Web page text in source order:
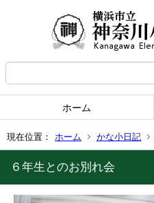
ホーム
現在位置： ホーム かな小日記
６年生とのお別れ会